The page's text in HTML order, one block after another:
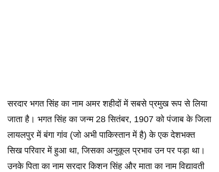
सरदार भगत सिंह का नाम अमर शहीदों में सबसे प्रमुख रूप से लिया
जाता है। भगत सिंह का जन्म 28 सितंबर, 1907 को पंजाब के जिला
लायलपुर में बंगा गांव (जो अभी पाकिस्तान में है) के एक देशभक्त
सिख परिवार में हुआ था, जिसका अनुकूल प्रभाव उन पर पड़ा था।
उनके पिता का नाम सरदार किशन सिंह और माता का नाम विद्यावती